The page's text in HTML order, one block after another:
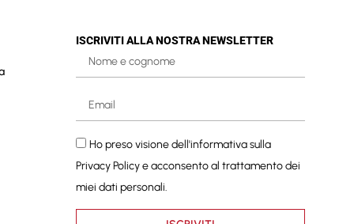
ISCRIVITI ALLA NOSTRA NEWSLETTER
Ho preso visione dell'informativa sulla
Privacy Policye acconsento al trattamento dei
miei dati personali.